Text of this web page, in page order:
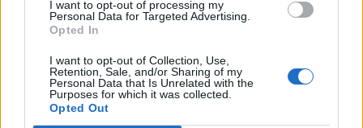
I want to opt-out of processing my
Personal Data for Targeted Advertising.
Opted In
I want to opt-out of Collection, Use,
Retention, Sale, and/or Sharing of my
Personal Data that Is Unrelated with the
Purposes for which it was collected.
Opted Out
ίσης αμοιβής ανδρών-